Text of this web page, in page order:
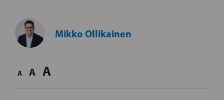
Mikko Ollikainen
A A A